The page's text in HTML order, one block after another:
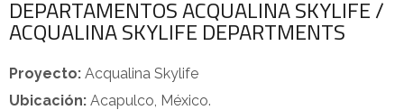
DEPARTAMENTOS ACQUALINA SKYLIFE /
ACQUALINA SKYLIFE DEPARTMENTS
Proyecto: Acqualina Skylife
Ubicación: Acapulco, México.